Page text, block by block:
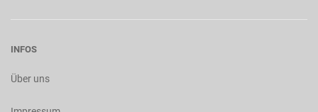
INFOS
Über uns